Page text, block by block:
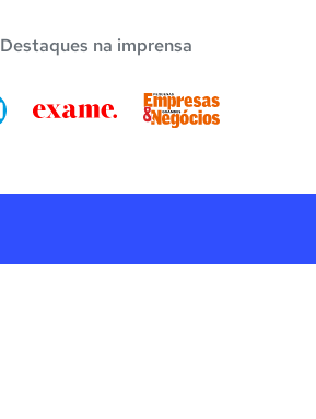
Destaques na imprensa